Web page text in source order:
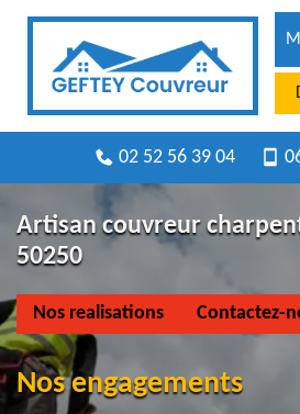
02 52 56 39 04
Artisan couvreur
50250
Nos realisations Contactez-
Nos engagements